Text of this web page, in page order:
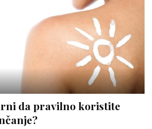
da pravilno koristite